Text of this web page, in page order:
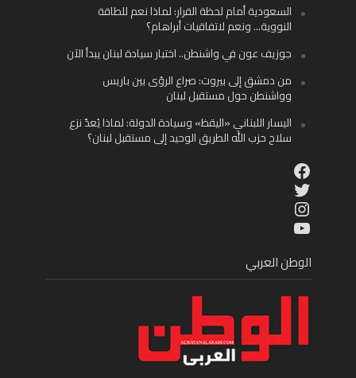
السعودية أمام لحظة القرار: لماذا نعم للطاقة
النووية… ونعم لاتفاقيات أبراهام؟
جوزيف عون في واشنطن.. اختبار سيادة لبنان يبدأ الآن
من دمشق إلى بيروت: صراع الرؤى بين باريس
وواشنطن حول مستقبل لبنان
اليسار اللبناني «اليقظ» وسيادة الدولة: لماذا يُعدّ نزع
سلاح حزب الله الطريق الوحيد إلى مستقبل لبنان؟
Facebook
Twitter
Instagram
YouTube
الوطن العربي